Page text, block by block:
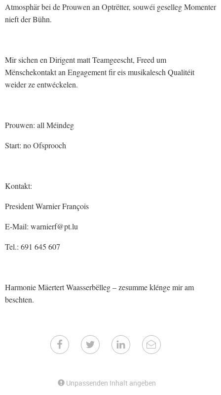
Atmosphär bei de Prouwen an Optrëtter, souwéi geselleg Momenter
nieft der Bühn.
Mir sichen en Dirigent matt Teamgeescht, Freed um
Mënschekontakt an Engagement fir eis musikalesch Qualitéit
weider ze entwéckelen.
Prouwen: all Méindeg
Start: no Ofsprooch
Kontakt:
President Warnier François
E-Mail: warnierf@pt.lu
Tel.: 691 645 607
Harmonie Mäertert Waasserbëlleg – zesumme klénge mir am
beschten.
Unpassenden Inhalt angeben